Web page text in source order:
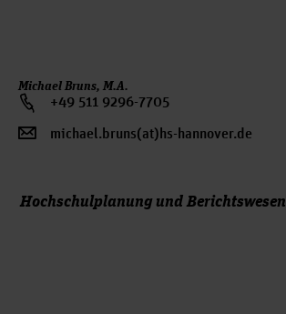
Michael Bruns, M.A.
+49 511 9296-7705
michael.bruns(at)hs-hannover.de
Hochschulplanung und Berichtswesen